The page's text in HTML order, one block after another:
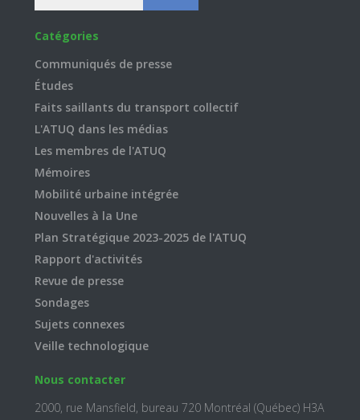
Catégories
Communiqués de presse
Études
Faits saillants du transport collectif
L'ATUQ dans les médias
Les membres de l'ATUQ
Mémoires
Mobilité urbaine intégrée
Nouvelles à la Une
Plan Stratégique 2023-2025 de l'ATUQ
Rapport d'activités
Revue de presse
Sondages
Sujets connexes
Veille technologique
Nous contacter
2000, rue Mansfield, bureau 720 Montréal (Québec) H3A